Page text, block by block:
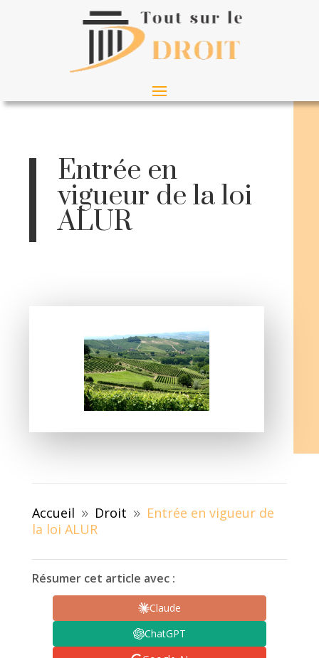
Entrée en
vigueur de la loi
ALUR
Accueil 9 Droit 9
Entrée en vigueur de
la loi ALUR
Résumer cet article avec :
Claude
ChatGPT